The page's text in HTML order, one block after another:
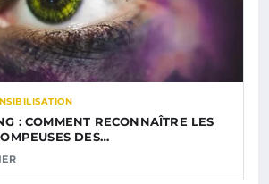
: COMMENT RECONNAÎTRE LES
DES…